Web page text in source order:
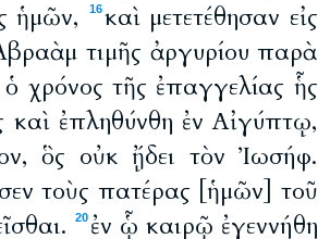
ἡμῶν,
16 καὶ μετετέθησαν εἰς
τιμῆς ἀργυρίου παρὰ
χρόνος τῆς ἐπαγγελίας ἧς
ἐπληθύνθη ἐν Αἰγύπτῳ,
ὃς οὐκ ᾔδει τὸν Ἰωσήφ.
τοὺς πατέρας [ἡμῶν] τοῦ
20 ἐν ᾧ καιρῷ ἐγεννήθη